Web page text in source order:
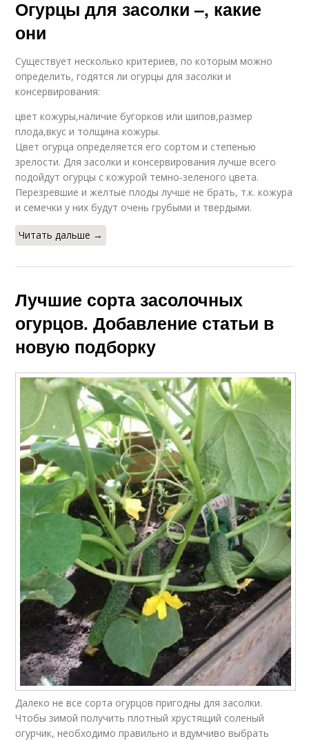
Огурцы для засолки –, какие
они
Существует несколько критериев, по которым можно
определить, годятся ли огурцы для засолки и
консервирования:
цвет кожуры,наличие бугорков или шипов,размер
плода,вкус и толщина кожуры.
Цвет огурца определяется его сортом и степенью
зрелости. Для засолки и консервирования лучше всего
подойдут огурцы с кожурой темно-зеленого цвета.
Перезревшие и желтые плоды лучше не брать, т.к. кожура
и семечки у них будут очень грубыми и твердыми.
Читать дальше →
Лучшие сорта засолочных
огурцов. Добавление статьи в
новую подборку
Далеко не все сорта огурцов пригодны для засолки.
Чтобы зимой получить плотный хрустящий соленый
огурчик, необходимо правильно и вдумчиво выбрать